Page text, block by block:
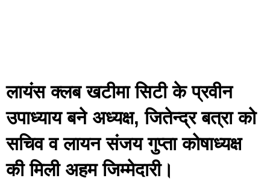
लायंस क्लब खटीमा सिटी के प्रवीन
उपाध्याय बने अध्यक्ष, जितेन्द्र बत्रा को
सचिव व लायन संजय गुप्ता कोषाध्यक्ष
की मिली अहम जिम्मेदारी।